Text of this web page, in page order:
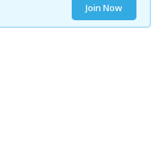
Join Now